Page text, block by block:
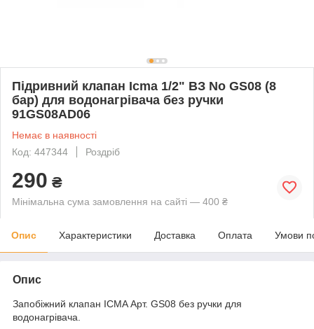
Підривний клапан Icma 1/2" ВЗ No GS08 (8
бар) для водонагрівача без ручки
91GS08AD06
Немає в наявності
Код: 447344
Роздріб
290 ₴
Мінімальна сума замовлення на сайті — 400 ₴
Опис Характеристики Доставка Оплата Умови
Опис
Запобіжний клапан ICMA Арт. GS08 без ручки для
водонагрівача.